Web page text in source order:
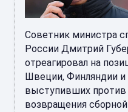
Советник министра
России Дмитрий
отреагировал на
Швеции, Финляндии и
выступивших против
возвращения